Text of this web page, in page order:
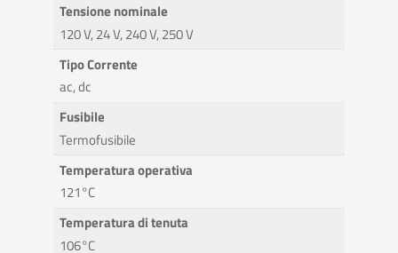
Tensione nominale
120 V, 24 V, 240 V, 250 V
Tipo Corrente
ac, dc
Fusibile
Termofusibile
Temperatura operativa
121°C
Temperatura di tenuta
106°C